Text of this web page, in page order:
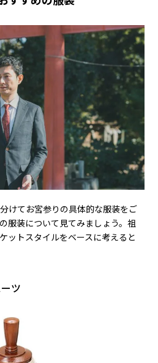
けてお宮参りの具体的な服装をご
服装について見てみましょう。祖
ットスタイルをベースに考えると
ツ